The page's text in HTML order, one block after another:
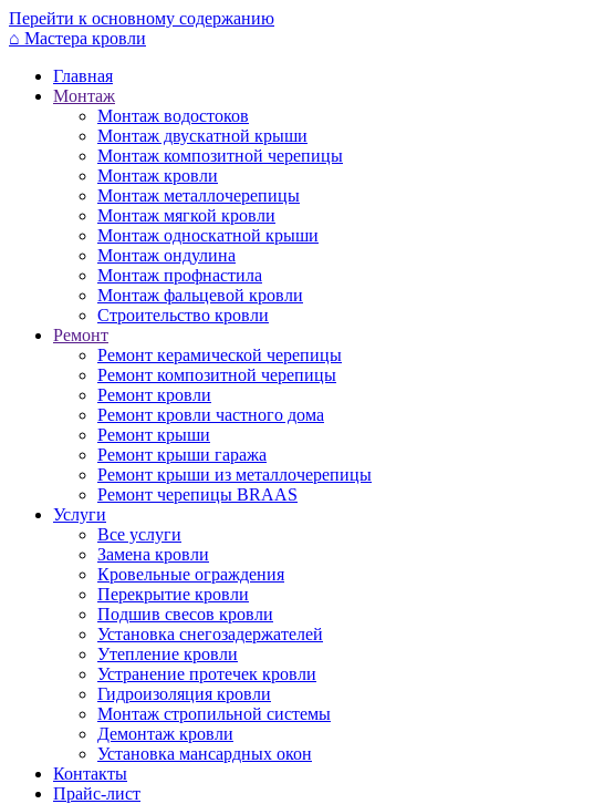
Перейти к основному содержанию
⌂ Мастера кровли
Главная
Монтаж
Монтаж водостоков
Монтаж двускатной крыши
Монтаж композитной черепицы
Монтаж кровли
Монтаж металлочерепицы
Монтаж мягкой кровли
Монтаж односкатной крыши
Монтаж ондулина
Монтаж профнастила
Монтаж фальцевой кровли
Строительство кровли
Ремонт
Ремонт керамической черепицы
Ремонт композитной черепицы
Ремонт кровли
Ремонт кровли частного дома
Ремонт крыши
Ремонт крыши гаража
Ремонт крыши из металлочерепицы
Ремонт черепицы BRAAS
Услуги
Все услуги
Замена кровли
Кровельные ограждения
Перекрытие кровли
Подшив свесов кровли
Установка снегозадержателей
Утепление кровли
Устранение протечек кровли
Гидроизоляция кровли
Монтаж стропильной системы
Демонтаж кровли
Установка мансардных окон
Контакты
Прайс-лист